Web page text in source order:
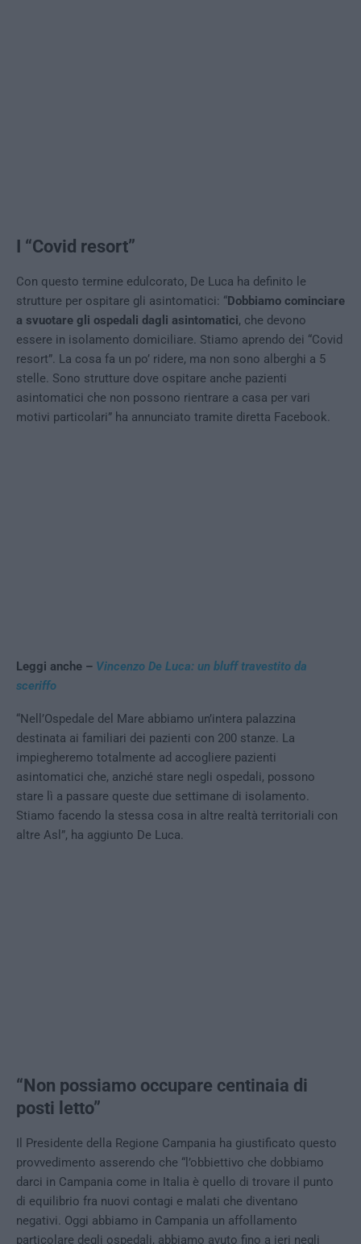
I “Covid resort”
Con questo termine edulcorato, De Luca ha definito le
strutture per ospitare gli asintomatici: “Dobbiamo cominciare
a svuotare gli ospedali dagli asintomatici, che devono
essere in isolamento domiciliare. Stiamo aprendo dei “Covid
resort”. La cosa fa un po’ ridere, ma non sono alberghi a 5
stelle. Sono strutture dove ospitare anche pazienti
asintomatici che non possono rientrare a casa per vari
motivi particolari” ha annunciato tramite diretta Facebook.
Leggi anche – Vincenzo De Luca: un bluff travestito da
sceriffo
“Nell’Ospedale del Mare abbiamo un’intera palazzina
destinata ai familiari dei pazienti con 200 stanze. La
impiegheremo totalmente ad accogliere pazienti
asintomatici che, anziché stare negli ospedali, possono
stare lì a passare queste due settimane di isolamento.
Stiamo facendo la stessa cosa in altre realtà territoriali con
altre Asl”, ha aggiunto De Luca.
“Non possiamo occupare centinaia di
posti letto”
Il Presidente della Regione Campania ha giustificato questo
provvedimento asserendo che “l’obbiettivo che dobbiamo
darci in Campania come in Italia è quello di trovare il punto
di equilibrio fra nuovi contagi e malati che diventano
negativi. Oggi abbiamo in Campania un affollamento
particolare degli ospedali, abbiamo avuto fino a ieri negli